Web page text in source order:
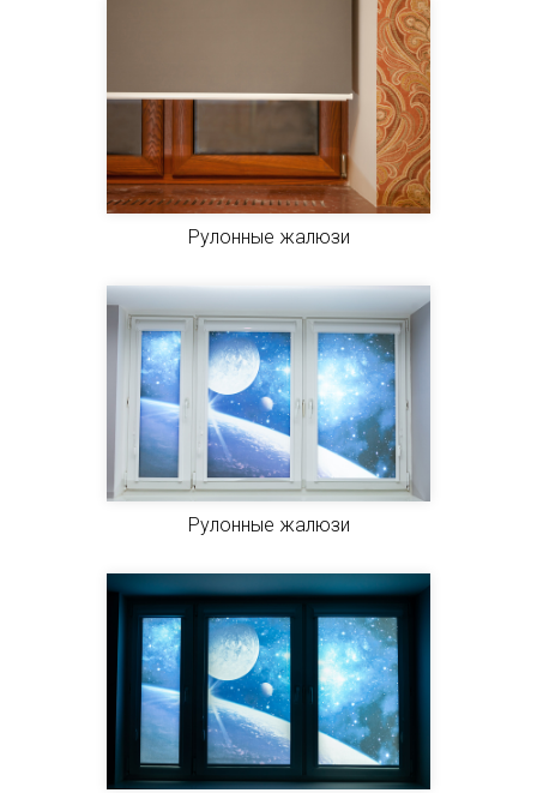
Рулонные жалюзи
Рулонные жалюзи